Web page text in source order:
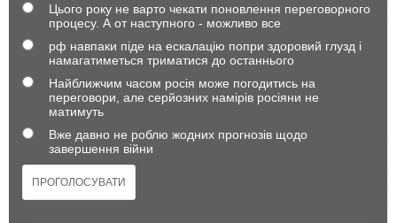
Цього року не варто чекати поновлення переговорного
процесу. А от наступного - можливо все
рф навпаки піде на ескалацію попри здоровий глузд і
намагатиметься триматися до останнього
Найближчим часом росія може погодитись на
переговори, але серйозних намірів росіяни не
матимуть
Вже давно не роблю жодних прогнозів щодо
завершення війни